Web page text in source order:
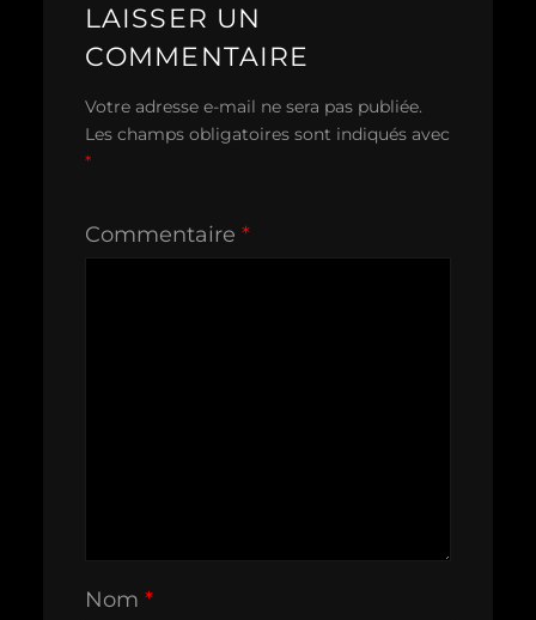
LAISSER UN
COMMENTAIRE
Votre adresse e-mail ne sera pas publiée.
Les champs obligatoires sont indiqués avec
*
Commentaire *
Nom *